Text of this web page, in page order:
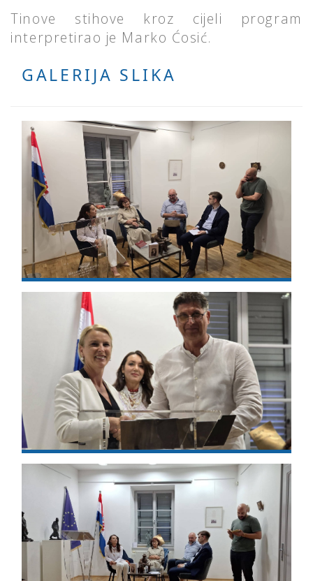
Tinove stihove kroz cijeli program
interpretirao je Marko Ćosić.
GALERIJA SLIKA